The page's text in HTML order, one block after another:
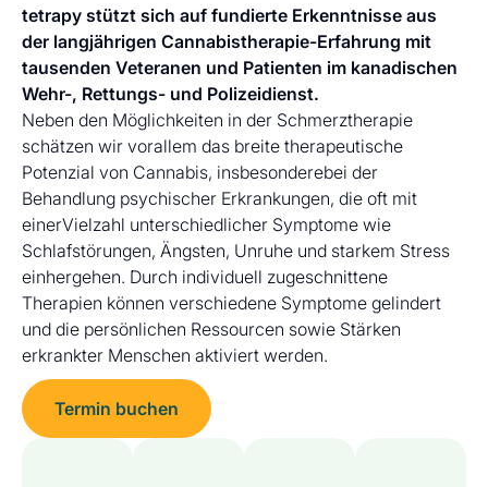
tetrapy stützt sich auf fundierte Erkenntnisse aus
der langjährigen Cannabistherapie-Erfahrung mit
tausenden Veteranen und Patienten im kanadischen
Wehr-, Rettungs- und Polizeidienst.
Neben den Möglichkeiten in der Schmerztherapie
schätzen wir vorallem das breite therapeutische
Potenzial von Cannabis, insbesonderebei der
Behandlung psychischer Erkrankungen, die oft mit
einerVielzahl unterschiedlicher Symptome wie
Schlafstörungen, Ängsten, Unruhe und starkem Stress
einhergehen. Durch individuell zugeschnittene
Therapien können verschiedene Symptome gelindert
und die persönlichen Ressourcen sowie Stärken
erkrankter Menschen aktiviert werden.
Termin buchen